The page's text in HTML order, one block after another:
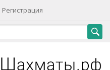
Регистрация